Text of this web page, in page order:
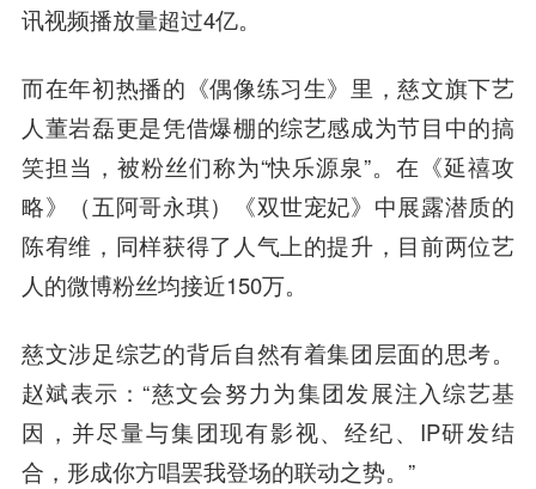
讯视频播放量超过4亿。
而在年初热播的《偶像练习生》里，慈文旗下艺
人董岩磊更是凭借爆棚的综艺感成为节目中的搞
笑担当，被粉丝们称为“快乐源泉”。在《延禧攻
略》（五阿哥永琪）《双世宠妃》中展露潜质的
陈宥维，同样获得了人气上的提升，目前两位艺
人的微博粉丝均接近150万。
慈文涉足综艺的背后自然有着集团层面的思考。
赵斌表示：“慈文会努力为集团发展注入综艺基
因，并尽量与集团现有影视、经纪、IP研发结
合，形成你方唱罢我登场的联动之势。”